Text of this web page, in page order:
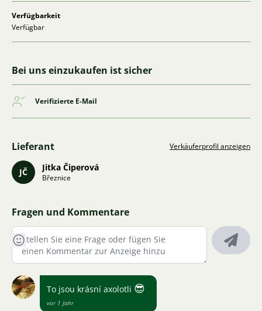
Verfügbarkeit
Verfügbar
Bei uns einzukaufen ist sicher
Verifizierte E-Mail
Lieferant Verkäuferprofil anzeigen
JČ Jitka Čiperová
Březnice
Fragen und Kommentare
To jsou krásní axolotli 😎
vor 1 Jahr